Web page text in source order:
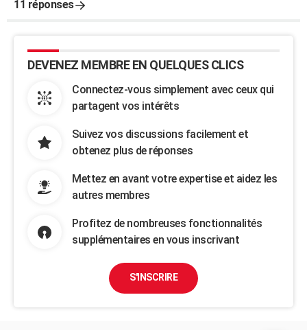
11 réponses
DEVENEZ MEMBRE EN QUELQUES CLICS
Connectez-vous simplement avec ceux qui
partagent vos intérêts
Suivez vos discussions facilement et
obtenez plus de réponses
Mettez en avant votre expertise et aidez les
autres membres
Profitez de nombreuses fonctionnalités
supplémentaires en vous inscrivant
S'INSCRIRE